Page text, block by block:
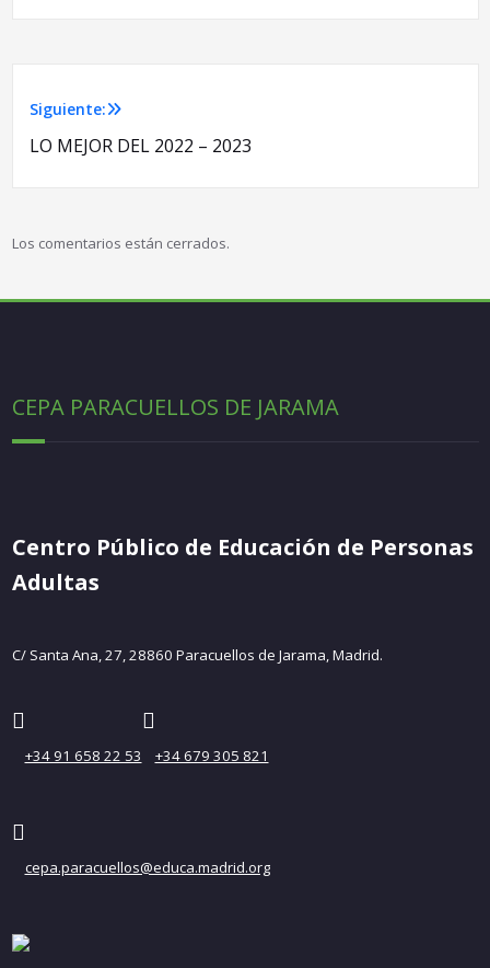
Navegación
de
Siguiente:
LO MEJOR DEL 2022 – 2023
Los comentarios están cerrados.
CEPA PARACUELLOS DE JARAMA
Centro Público de Educación de Personas
Adultas
C/ Santa Ana, 27, 28860 Paracuellos de Jarama, Madrid.
+34 91 658 22 53 +34 679 305 821
cepa.paracuellos@educa.madrid.org